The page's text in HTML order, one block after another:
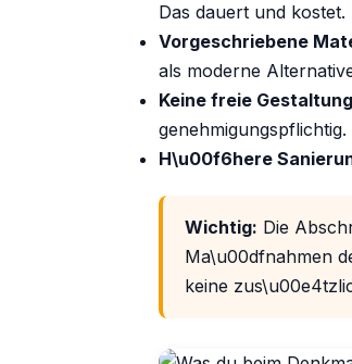
Das dauert und kostet.
Vorgeschriebene
als moderne
Keine freie
genehmigungspflichtig.
H\u00f6here
Wichtig: Die
Ma\u00dfnahmen
keine